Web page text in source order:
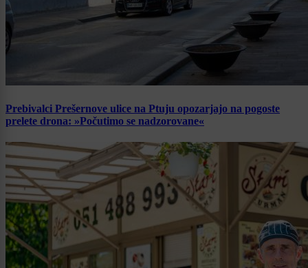
Prebivalci Prešernove ulice na Ptuju opozarjajo na pogoste
prelete drona: »Počutimo se nadzorovane«